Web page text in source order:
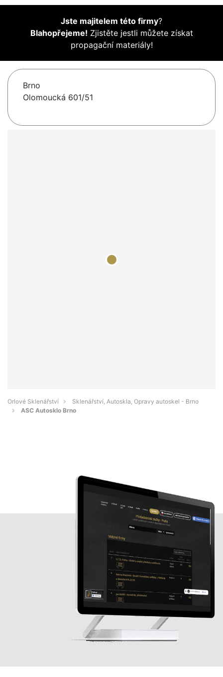
Jste majitelem této firmy?
Blahopřejeme! Zjistěte jestli můžete získat
propagační materiály!
Brno
Olomoucká 601/51
Orlové Sklenářství
Sklenářství, Autoskla, Opravy autoskel - Brno
ASC Autosklo Brno